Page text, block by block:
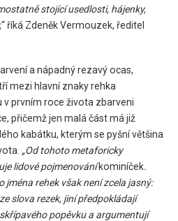
stojící usedlosti, hájenky,
“ říká Zdeněk Vermouzek, ředitel
a nápadný rezavý ocas,
mezi hlavní znaky rehka
prvním roce života zbarveni
přičemž jen malá část má již
kabátku, kterým se pyšní většina
„Od tohoto metaforicky
lidové pojmenováníkominíček.
jména rehek však není zcela jasný:
slova rezek, jiní předpokládají
popěvku a argumentují